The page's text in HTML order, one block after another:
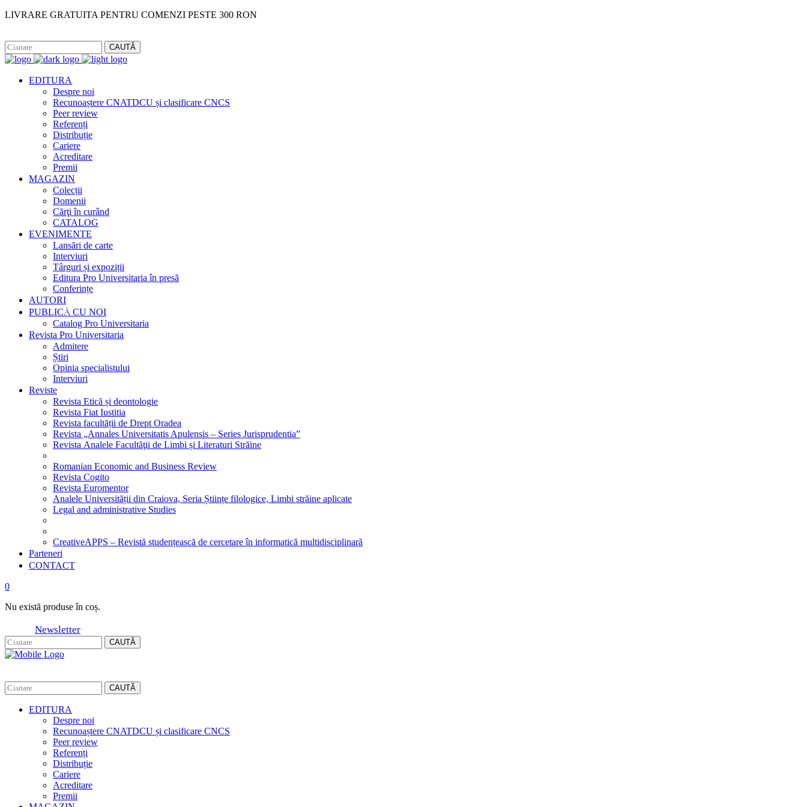
LIVRARE GRATUITA PENTRU COMENZI PESTE 300 RON
CAUTĂ
EDITURA
Despre noi
Recunoaștere CNATDCU și clasificare CNCS
Peer review
Referenți
Distribuție
Cariere
Acreditare
Premii
MAGAZIN
Colecții
Domenii
Cărţi în curând
CATALOG
EVENIMENTE
Lansări de carte
Interviuri
Târguri și expoziții
Editura Pro Universitaria în presă
Conferințe
AUTORI
PUBLICĂ CU NOI
Catalog Pro Universitaria
Revista Pro Universitaria
Admitere
Știri
Opinia specialistului
Interviuri
Reviste
Revista Etică și deontologie
Revista Fiat Iustitia
Revista facultății de Drept Oradea
Revista „Annales Universitatis Apulensis – Series Jurisprudentia”
Revista Analele Facultăţii de Limbi și Literaturi Străine
Romanian Economic and Business Review
Revista Cogito
Revista Euromentor
Analele Universității din Craiova, Seria Științe filologice, Limbi străine aplicate
Legal and administrative Studies
CreativeAPPS – Revistă studențească de cercetare în informatică multidisciplinară
Parteneri
CONTACT
0
Nu există produse în coș.
Newsletter
CAUTĂ
CAUTĂ
EDITURA
Despre noi
Recunoaștere CNATDCU și clasificare CNCS
Peer review
Referenți
Distribuție
Cariere
Acreditare
Premii